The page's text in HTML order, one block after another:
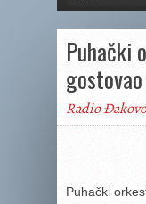
Puhački
Radio Đakovo
Puhački